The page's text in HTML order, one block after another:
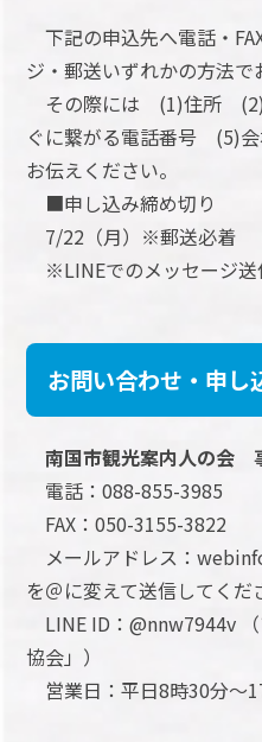
下記の申込先へ電話・
ジ・郵送いずれかの方法で
その際には (1)住所
ぐに繋がる電話番号 (5)
お伝えください。
■申し込み締め切り
7/22（月）※郵送必着
※LINEでのメッセージ送
お問い合わせ・申し
南国市観光案内人の会
電話：088-855-3985
FAX：050-3155-3822
メールアドレス：
を＠に変えて送信してくだ
LINE ID：@nnw7944v
協会」）
営業日：平日8時30分～